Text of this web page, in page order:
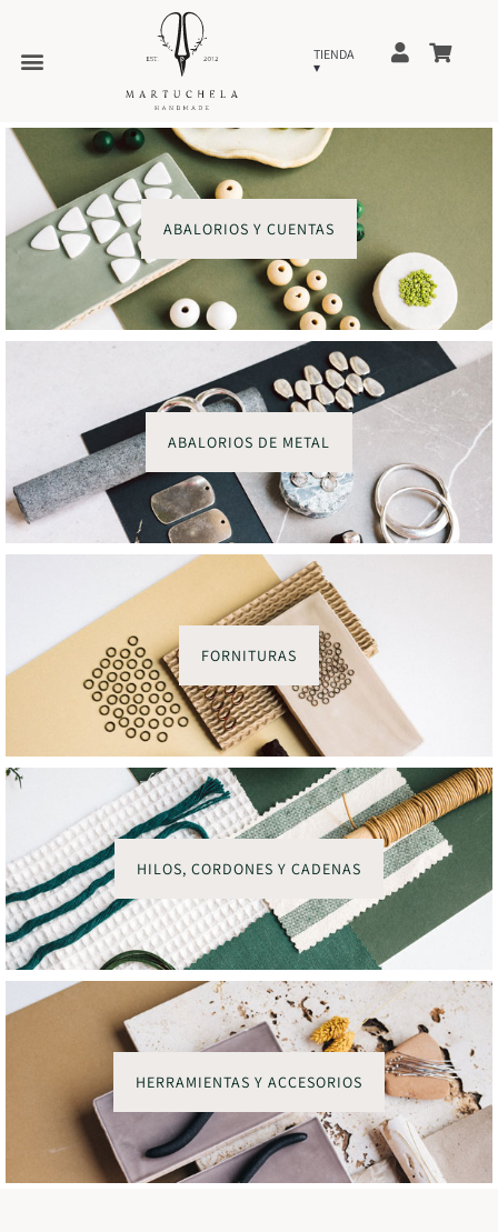
ABALORIOS Y CUENTAS
ABALORIOS DE METAL
FORNITURAS
HILOS, CORDONES Y CADENAS
HERRAMIENTAS Y ACCESORIOS